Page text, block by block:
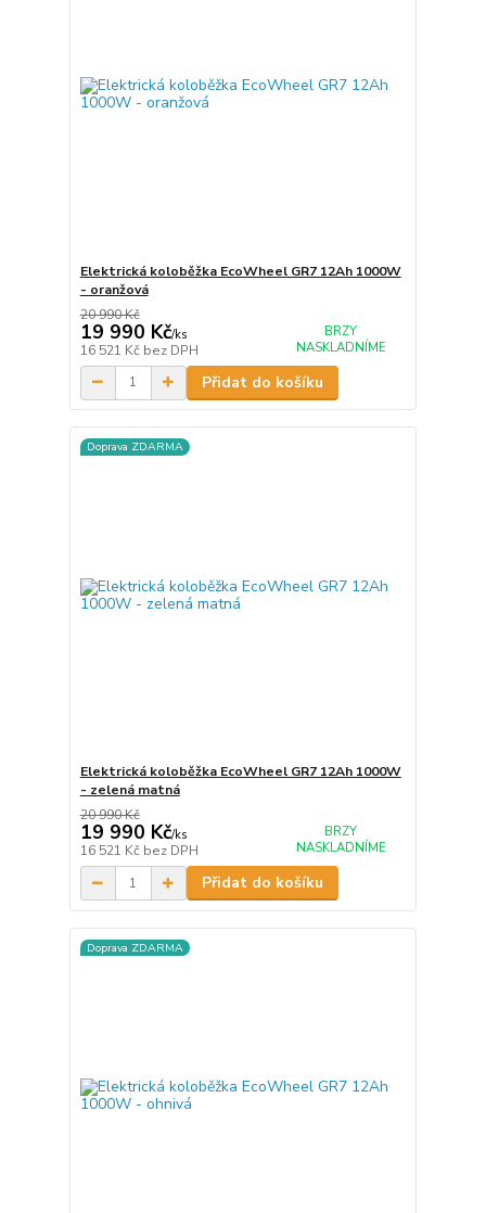
Elektrická koloběžka EcoWheel GR7 12Ah 1000W
- oranžová
20 990 Kč
19 990 Kč/ks
16 521 Kč bez DPH
BRZY
NASKLADNÍME
Přidat do košíku
Doprava ZDARMA
Elektrická koloběžka EcoWheel GR7 12Ah 1000W
- zelená matná
20 990 Kč
19 990 Kč/ks
16 521 Kč bez DPH
BRZY
NASKLADNÍME
Přidat do košíku
Doprava ZDARMA